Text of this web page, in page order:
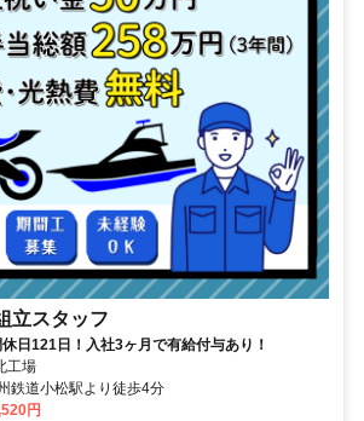
立スタッフ
休日121日！入社3ヶ月で有給付与あり！
工場
鉄道小松駅より徒歩4分
円